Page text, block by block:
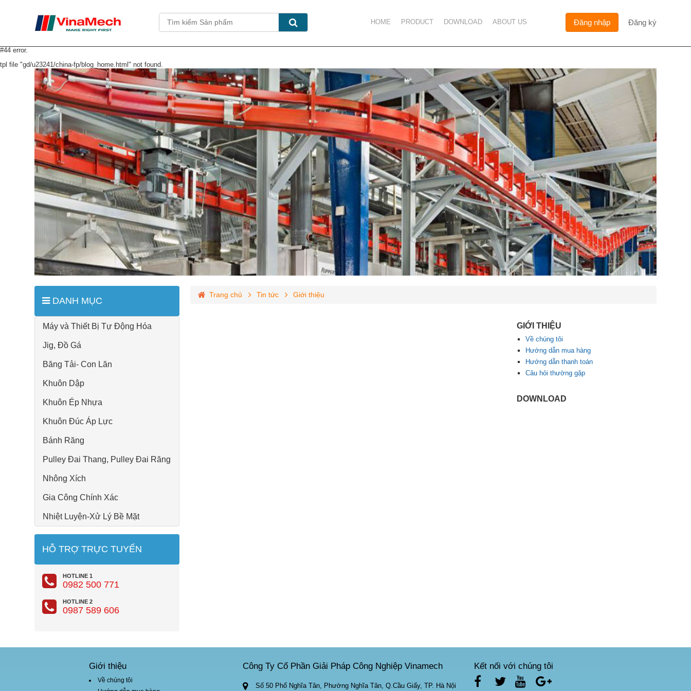
#44 error.
tpl file "gd/u23241/china-fp/blog_home.html" not found.
HOME PRODUCT DOWNLOAD ABOUT US Đăng nhập Đăng ký
DANH MỤC
Máy và Thiết Bị Tự Động Hóa
Jig, Đồ Gá
Băng Tải- Con Lăn
Khuôn Dập
Khuôn Ép Nhựa
Khuôn Đúc Áp Lực
Bánh Răng
Pulley Đai Thang, Pulley Đai Răng
Nhông Xích
Gia Công Chính Xác
Nhiệt Luyện-Xử Lý Bề Mặt
HỖ TRỢ TRỰC TUYẾN
HOTLINE 1
0982 500 771
HOTLINE 2
0987 589 606
Trang chủ Tin tức Giới thiệu
GIỚI THIỆU
Về chúng tôi
Hướng dẫn mua hàng
Hướng dẫn thanh toán
Câu hỏi thường gặp
DOWNLOAD
Giới thiệu
Về chúng tôi
Công Ty Cổ Phần Giải Pháp Công Nghiệp Vinamech
Số 50 Phố Nghĩa Tân, Phường Nghĩa Tân, Q.Cầu Giấy, TP. Hà Nội
Kết nối với chúng tôi